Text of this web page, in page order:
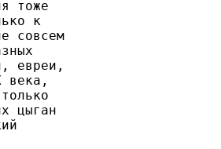
тоже
к
совсем
евреи,
века,
цыган